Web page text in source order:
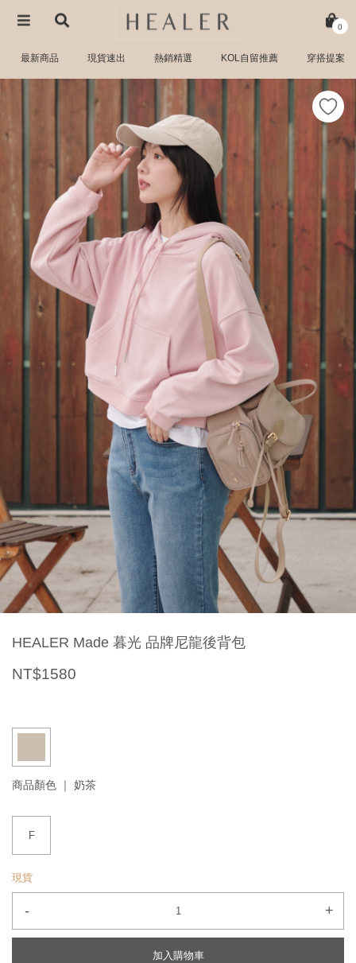
0
最新商品 現貨速出 熱銷精選 KOL自留推薦 穿搭提案
HEALER Made 暮光 品牌尼龍後背包
NT$1580
商品顏色 ｜ 奶茶
F
現貨
- +
加入購物車